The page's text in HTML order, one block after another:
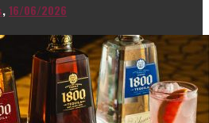
,16/06/2026